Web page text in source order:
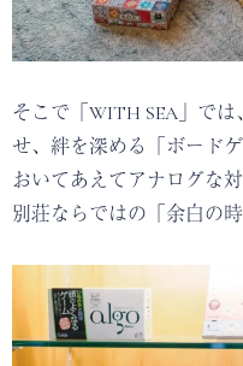
そこで「WITH SEA」で
せ、絆を深める「ボード
おいてあえてアナログな
別荘ならではの「余白の